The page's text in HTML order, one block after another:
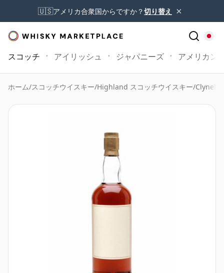
🇺🇸アメリカ合衆国からですか？切り替え ×
スコッチ アイリッシュ ジャパニーズ アメリカン
ホーム/スコッチウイスキー/Highland スコッチウイスキー/